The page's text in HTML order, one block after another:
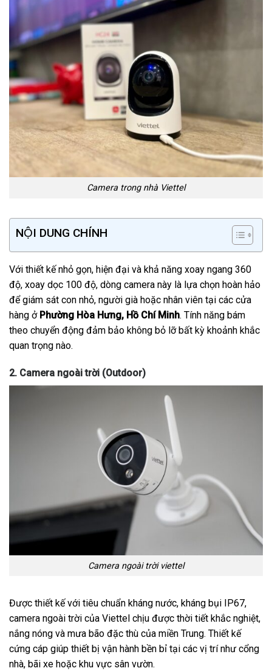
Camera trong nhà Viettel
NỘI DUNG CHÍNH
Với thiết kế nhỏ gọn, hiện đại và khả năng xoay ngang 360
độ, xoay dọc 100 độ, dòng camera này là lựa chọn hoàn hảo
để giám sát con nhỏ, người già hoặc nhân viên tại các cửa
hàng ở Phường Hòa Hưng, Hồ Chí Minh. Tính năng bám
theo chuyển động đảm bảo không bỏ lỡ bất kỳ khoảnh khắc
quan trọng nào.
2. Camera ngoài trời (Outdoor)
Camera ngoài trời viettel
Được thiết kế với tiêu chuẩn kháng nước, kháng bụi IP67,
camera ngoài trời của Viettel chịu được thời tiết khắc nghiệt,
nắng nóng và mưa bão đặc thù của miền Trung. Thiết kế
cứng cáp giúp thiết bị vận hành bền bỉ tại các vị trí như cổng
nhà, bãi xe hoặc khu vực sân vườn.